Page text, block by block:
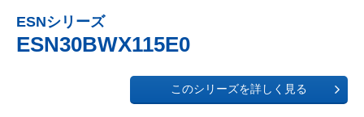
ESNシリーズ
ESN30BWX115E0
このシリーズを詳しく見る